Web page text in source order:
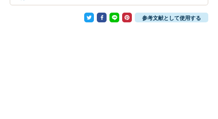
参考文献として使用する